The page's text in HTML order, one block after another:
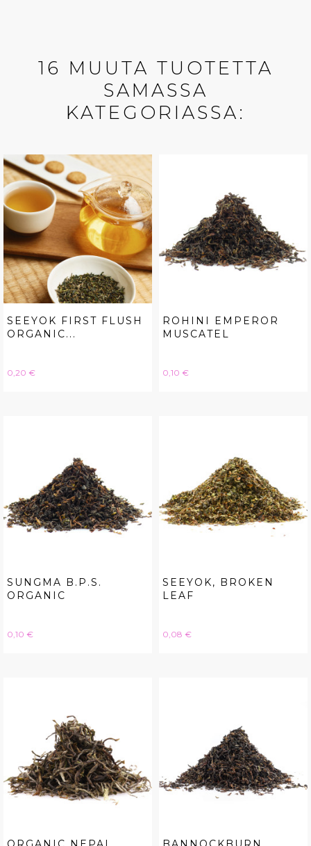
16 MUUTA TUOTETTA
SAMASSA
KATEGORIASSA:
SEEYOK FIRST FLUSH
ORGANIC...
Hinta
0,20 €
ROHINI EMPEROR
MUSCATEL
Hinta
0,10 €
SUNGMA B.P.S.
ORGANIC
Hinta
0,10 €
SEEYOK, BROKEN
LEAF
Hinta
0,08 €